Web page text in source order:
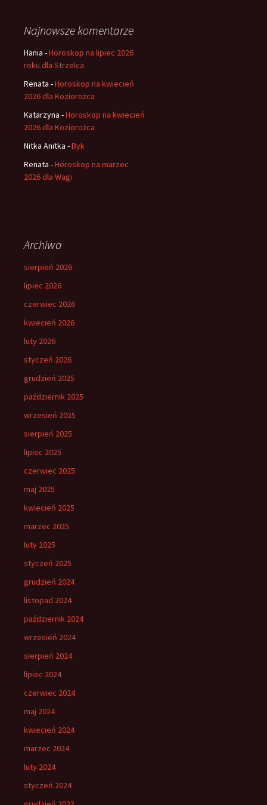
Najnowsze komentarze
Hania -Horoskop na lipiec 2026
roku dla Strzelca
Renata -Horoskop na kwiecień
2026 dla Koziorożca
Katarzyna -Horoskop na kwiecień
2026 dla Koziorożca
Nitka Anitka -Byk
Renata -Horoskop na marzec
2026 dla Wagi
Archiwa
sierpień 2026
lipiec 2026
czerwiec 2026
kwiecień 2026
luty 2026
styczeń 2026
grudzień 2025
październik 2025
wrzesień 2025
sierpień 2025
lipiec 2025
czerwiec 2025
maj 2025
kwiecień 2025
marzec 2025
luty 2025
styczeń 2025
grudzień 2024
listopad 2024
październik 2024
wrzesień 2024
sierpień 2024
lipiec 2024
czerwiec 2024
maj 2024
kwiecień 2024
marzec 2024
luty 2024
styczeń 2024